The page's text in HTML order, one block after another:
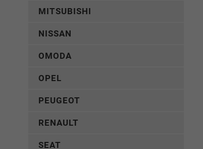
MITSUBISHI
NISSAN
OMODA
OPEL
PEUGEOT
RENAULT
SEAT